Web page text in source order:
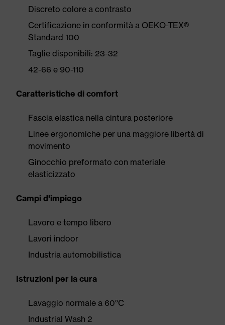
Discreto colore a contrasto
Certificazione in conformità a OEKO-TEX®
Standard 100
Taglie disponibili: 23-32
42-66 e 90-110
Caratteristiche di comfort
Fascia elastica nella cintura posteriore
Linee ergonomiche per una maggiore libertà di
movimento
Ginocchio preformato con materiale
elasticizzato
Campi d'impiego
Lavoro e tempo libero
Lavori indoor
Industria automobilistica
Istruzioni per la cura
Lavaggio normale a 60°C
Industrial Wash 2